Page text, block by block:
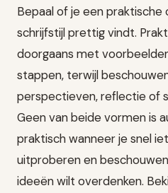
Bepaal of je een
schrijfstijl prettig vindt.
doorgaans met
stappen, terwijl
perspectieven, reflectie of
Geen van beide vormen is
praktisch wanneer je snel
uitproberen en
ideeën wilt overdenken.